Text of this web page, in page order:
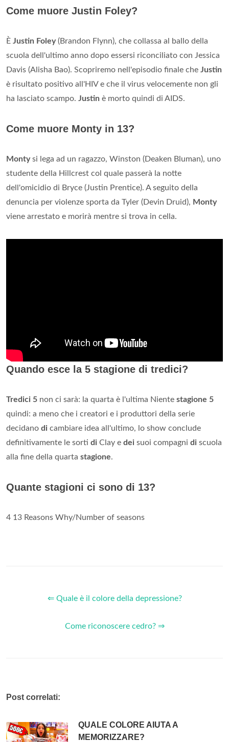
Come muore Justin Foley?
È Justin Foley(Brandon Flynn), che collassa al ballo della
scuola dell'ultimo anno dopo essersi riconciliato con Jessica
Davis (Alisha Bao). Scopriremo nell'episodio finale che Justin
è risultato positivo all'HIV e che il virus velocemente non gli
ha lasciato scampo. Justin è morto quindi di AIDS.
Come muore Monty in 13?
Montysi lega ad un ragazzo, Winston (Deaken Bluman), uno
studente della Hillcrest col quale passerà la notte
dell'omicidio di Bryce (Justin Prentice). A seguito della
denuncia per violenze sporta da Tyler (Devin Druid), Monty
viene arrestato e morirà mentre si trova in cella.
Quando esce la 5 stagione di tredici?
Tredici 5 non ci sarà: la quarta è l'ultima Niente stagione 5
quindi: a meno che i creatori e i produttori della serie
decidano di cambiare idea all'ultimo, lo show conclude
definitivamente le sorti di Clay e dei suoi compagni di scuola
alla fine della quarta stagione.
Quante stagioni ci sono di 13?
4 13 Reasons Why/Number of seasons
⇐ Quale è il colore della depressione?
Come riconoscere cedro? ⇒
Post correlati:
QUALE COLORE AIUTA A
MEMORIZZARE?